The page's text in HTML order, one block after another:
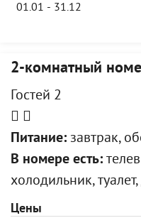
01.01 - 31.12
2-комнатный
Гостей 2
Питание: завтрак,
В номере есть:
холодильник,
Цены